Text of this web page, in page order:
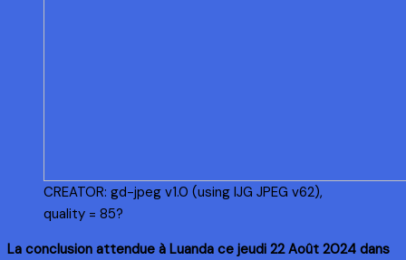
CREATOR: gd-jpeg v1.0 (using IJG JPEG v62),
quality = 85?
La conclusion attendue à Luanda ce jeudi 22 Août 2024 dans